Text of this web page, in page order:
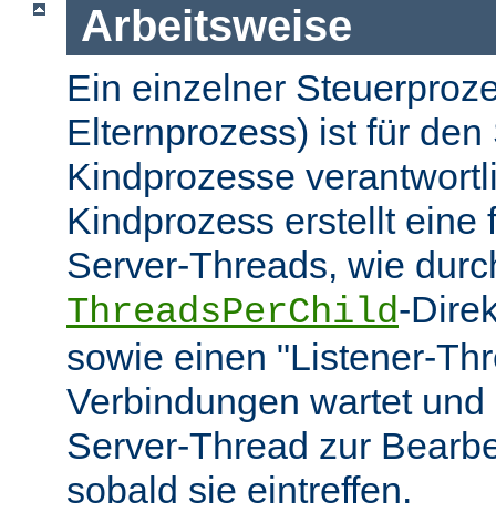
Arbeitsweise
Ein einzelner
Elternprozess) ist für den
Kindprozesse
Kindprozess erstellt eine
Server-Threads, wie
ThreadsPerChild-
sowie einen "Listener-
Verbindungen wartet
Server-Thread zur
sobald sie eintreffen.